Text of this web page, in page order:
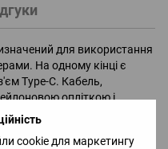
cookie для маркетингу
для використання
На одному кінці є
Type-C. Кабель,
опліткою і
оцинкований мідний
від перешкод.